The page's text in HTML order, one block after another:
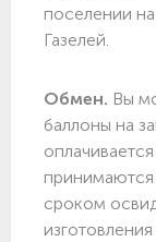
поселении
Газелей.
Обмен. Вы
баллоны на
сроком